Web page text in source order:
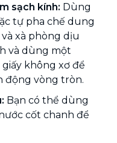
sạch kính: Dùng
tự pha chế dung
xà phòng dịu
và dùng một
không xơ để
động vòng tròn.
Bạn có thể dùng
cốt chanh để